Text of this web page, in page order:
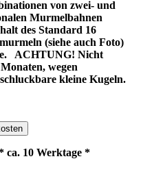
von zwei- und
Murmelbahnen
des Standard 16
(siehe auch Foto)
ACHTUNG! Nicht
wegen
kleine Kugeln.
ca. 10 Werktage *